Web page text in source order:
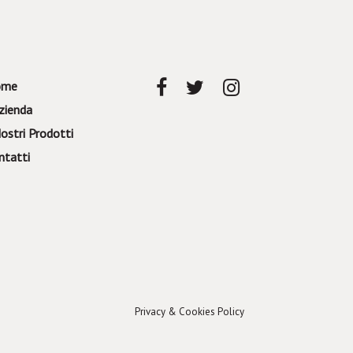
Prodotti
Privacy & Cookies Policy